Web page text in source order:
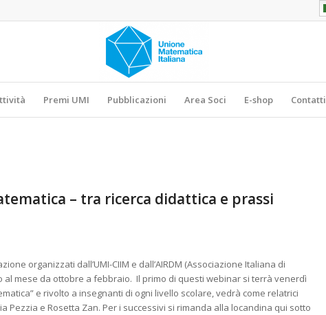
Premi UMI Pubblicazioni Area Soci E-shop Contatti
– tra ricerca didattica e prassi
organizzati dall’UMI-CIIM e dall’AIRDM (Associazione Italiana di
al mese da ottobre a febbraio. Il primo di questi webinar si terrà venerdì
e rivolto a insegnanti di ogni livello scolare, vedrà come relatrici
Pezzia e Rosetta Zan. Per i successivi si rimanda alla locandina qui sotto